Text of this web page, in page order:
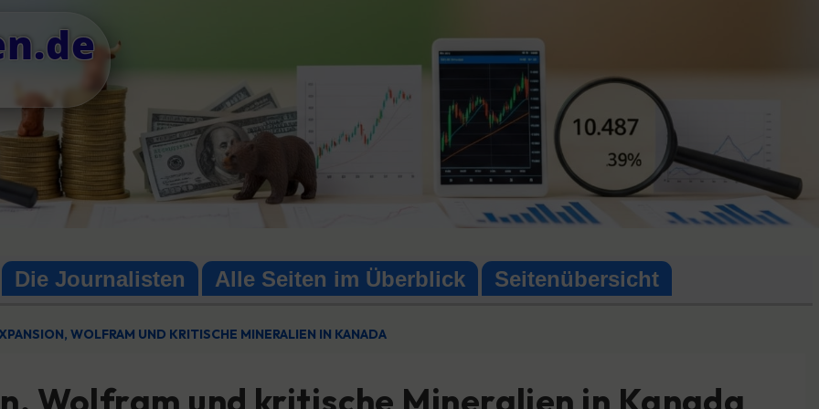
Die Journalisten Alle Seiten im Überblick Seitenübersicht
WOLFRAM UND KRITISCHE MINERALIEN IN KANADA